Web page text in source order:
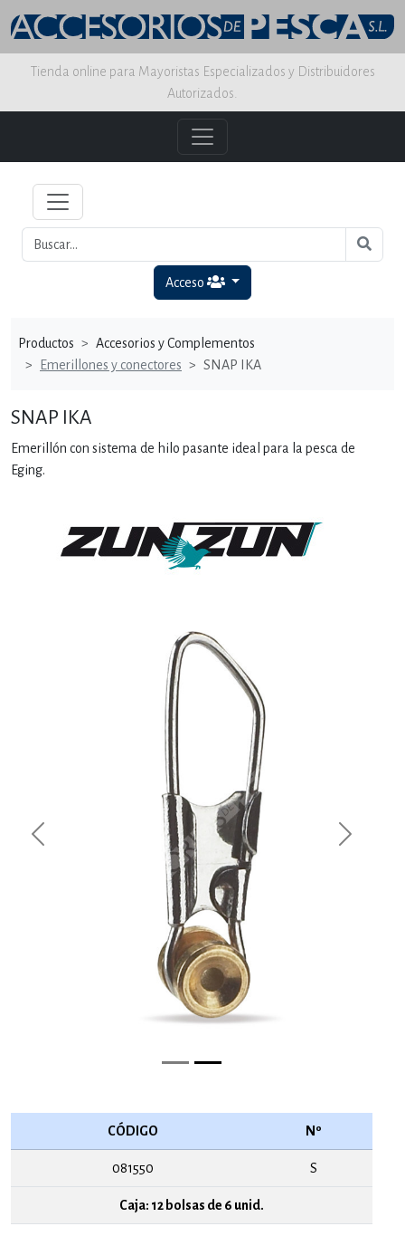
Tienda online para Mayoristas Especializados y Distribuidores
Autorizados.
Acceso
Productos
Accesorios y Complementos
Emerillones y conectores
SNAP IKA
SNAP IKA
Emerillón con sistema de hilo pasante ideal para la pesca de
Eging.
Previous Next
CÓDIGO Nº
081550 S
Caja: 12 bolsas de 6 unid.